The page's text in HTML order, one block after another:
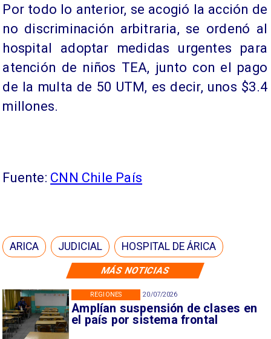
MÁS NOTICIAS
20/07/2026
Amplían suspensión de clases en
el país por sistema frontal
REGIONES
Por todo lo anterior, se acogió la acción de
no discriminación arbitraria, se ordenó al
hospital adoptar medidas urgentes para
atención de niños TEA, junto con el pago
de la multa de 50 UTM, es decir, unos $3.4
millones.
Fuente: CNN Chile País
ARICA JUDICIAL HOSPITAL DE ÁRICA